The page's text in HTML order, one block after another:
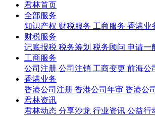
君林首页
全部服务
知识产权 财税服务 工商服务 香港业
财税服务
记账报税 税务筹划 税务顾问 申请一
工商服务
公司注册 公司注销 工商变更 前海公
香港业务
香港公司注册 香港公司年审 香港公
君林资讯
君林动态 分享沙龙 行业资讯 公益行